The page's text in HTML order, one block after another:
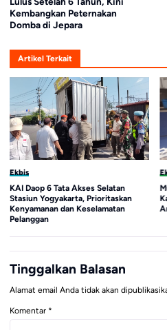
Kembangkan Peternakan
Domba di Jepara
Artikel Terkait
Ekbis
KAI Daop 6 Tata Akses Selatan
Stasiun Yogyakarta, Prioritaskan
Kenyamanan dan Keselamatan
Pelanggan
Tinggalkan Balasan
Alamat email Anda tidak akan
Komentar *